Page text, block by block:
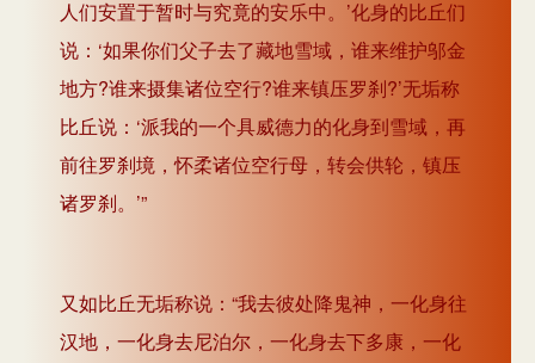
人们安置于暂时与究竟的安乐中。’化身的比丘们
说：‘如果你们父子去了藏地雪域，谁来维护邬金
地方?谁来摄集诸位空行?谁来镇压罗刹?’无垢称
比丘说：‘派我的一个具威德力的化身到雪域，再
前往罗刹境，怀柔诸位空行母，转会供轮，镇压
诸罗刹。’”
又如比丘无垢称说：“我去彼处降鬼神，一化身往
汉地，一化身去尼泊尔，一化身去下多康，一化